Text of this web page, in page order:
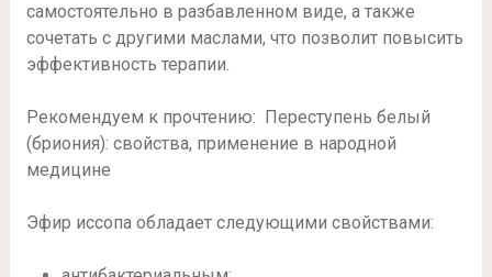
самостоятельно в разбавленном виде, а также
сочетать с другими маслами, что позволит повысить
эффективность терапии.
Рекомендуем к прочтению: Переступень белый
(бриония): свойства, применение в народной
медицине
Эфир иссопа обладает следующими свойствами: